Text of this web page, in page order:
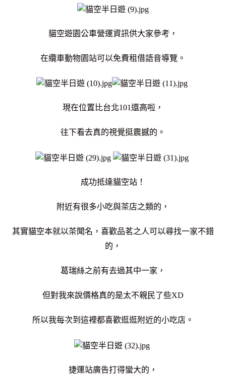
貓空遊園公車營運資訊供大家參考，
在纜車動物園站可以免費租借語音導覽。
現在位置比台北101還高啦，
往下看去真的視覺挺震撼的。
成功抵達貓空站！
附近有很多小吃與茶店之類的，
其實貓空本就以茶聞名，喜歡品茗之人可以尋找一家不錯
的，
葛瑞絲之前有去過其中一家，
但對我來說價格真的是太不親民了些XD
所以我每次到這裡都喜歡逛逛附近的小吃店。
捷運站廣告打得蠻大的，